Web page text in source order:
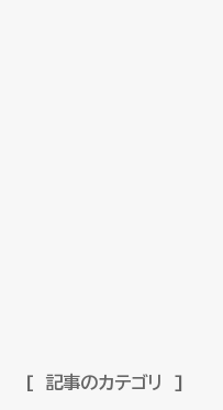
記事のカテゴリ